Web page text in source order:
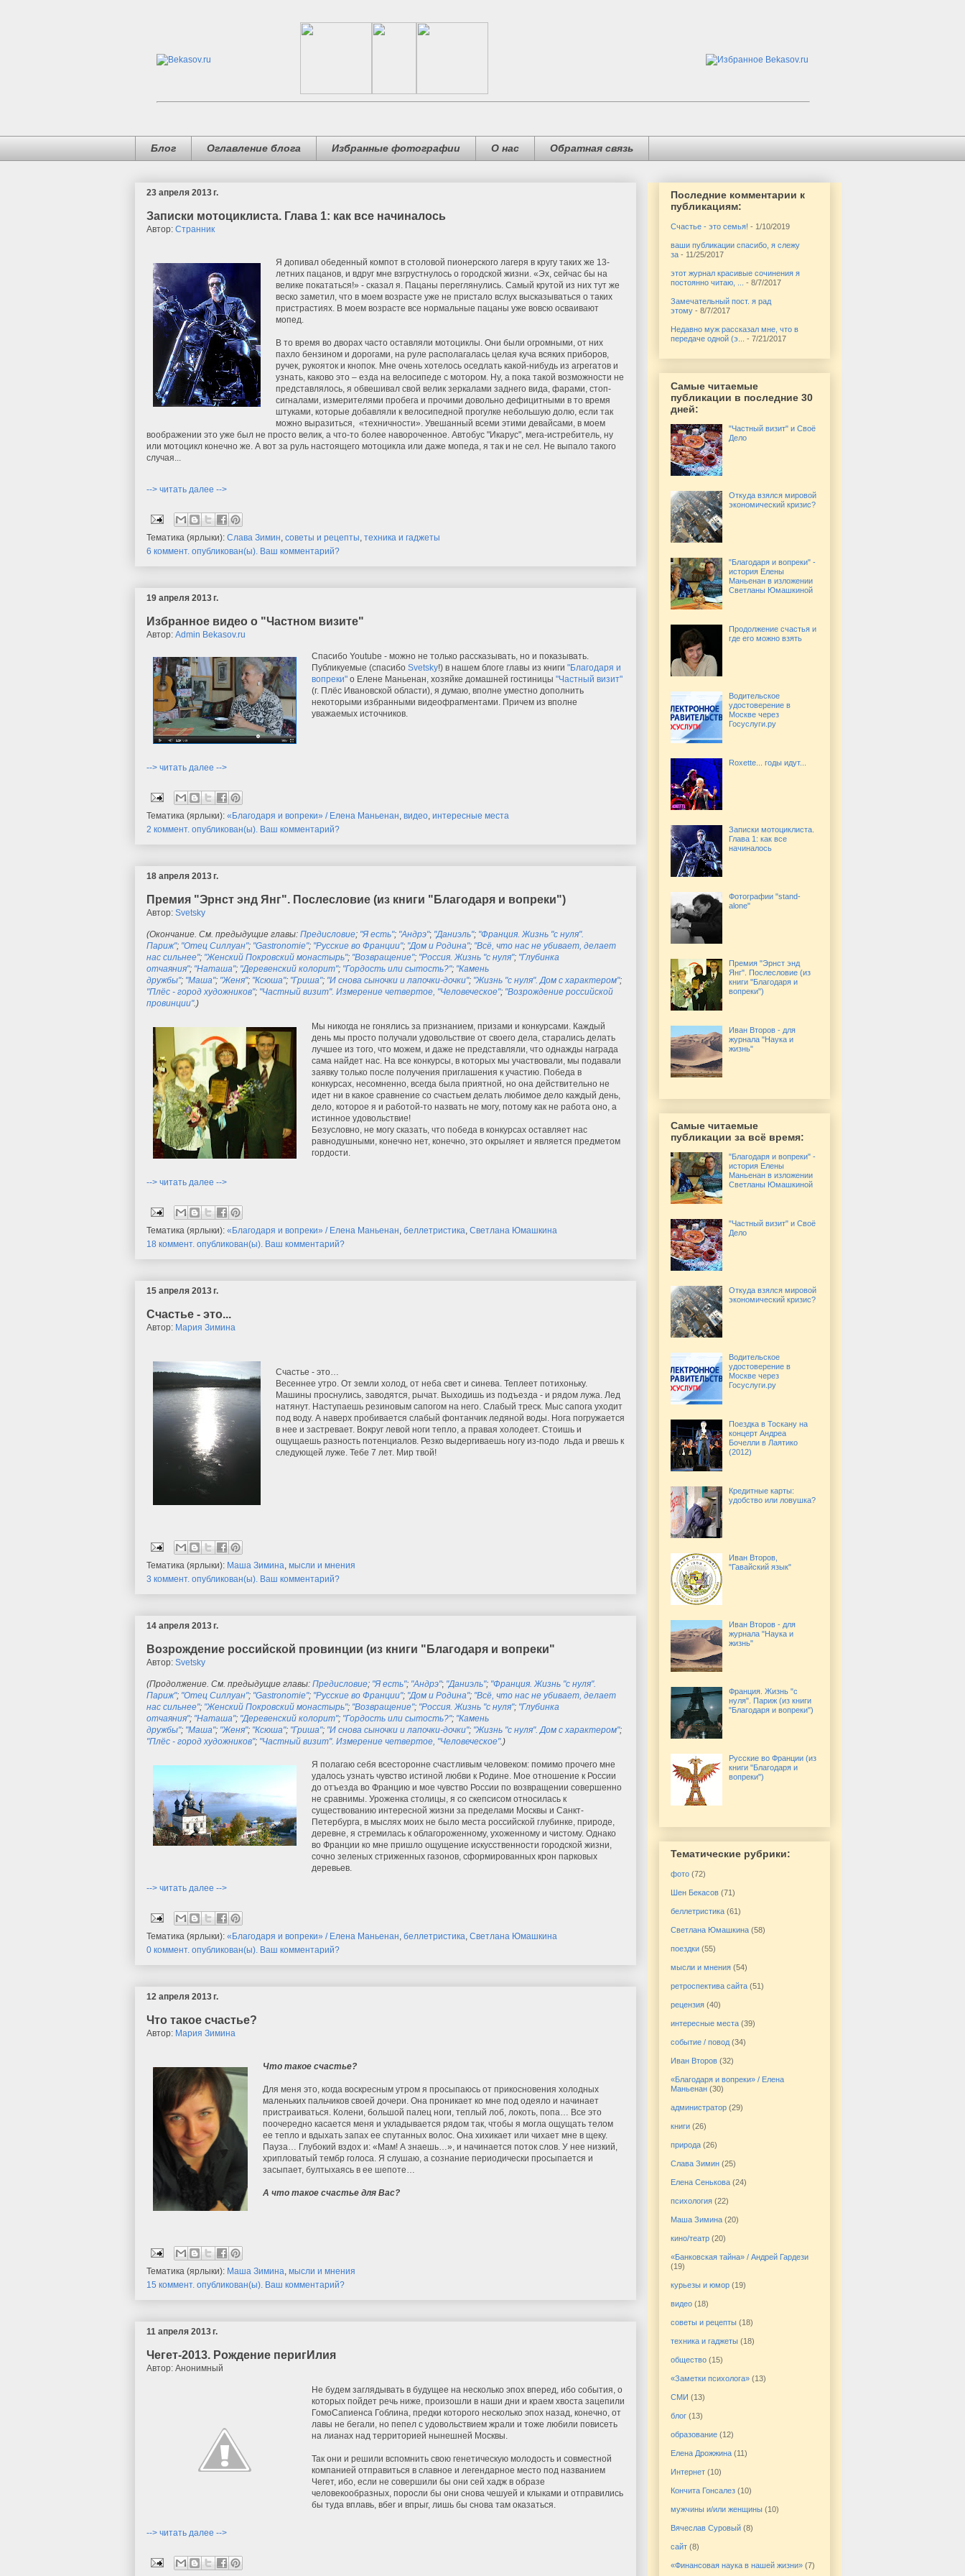
Блог Оглавление блога Избранные фотографии О нас Обратная связь
23 апреля 2013 г.
Записки мотоциклиста. Глава 1: как все начиналось
Автор: Странник
Я допивал обеденный компот в столовой пионерского лагеря в кругу таких же 13-
летних пацанов, и вдруг мне взгрустнулось о городской жизни. «Эх, сейчас бы на
велике покататься!» - сказал я. Пацаны переглянулись. Самый крутой из них тут же
веско заметил, что в моем возрасте уже не пристало вслух высказываться о таких
пристрастиях. В моем возрасте все нормальные пацаны уже вовсю осваивают
мопед.
В то время во дворах часто оставляли мотоциклы. Они были огромными, от них
пахло бензином и дорогами, на руле располагалась целая куча всяких приборов,
ручек, рукояток и кнопок. Мне очень хотелось оседлать какой-нибудь из агрегатов и
узнать, каково это – езда на велосипеде с мотором. Ну, а пока такой возможности не
представлялось, я обвешивал свой велик зеркалами заднего вида, фарами, стоп-
сигналами, измерителями пробега и прочими довольно дефицитными в то время
штуками, которые добавляли к велосипедной прогулке небольшую долю, если так
можно выразиться, «техничности». Увешанный всеми этими девайсами, в моем
воображении это уже был не просто велик, а что-то более навороченное. Автобус "Икарус", мега-истребитель, ну
или мотоцикл конечно же. А вот за руль настоящего мотоцикла или даже мопеда, я так и не сел. Не выпало такого
случая...
--> читать далее -->
Тематика (ярлыки): Слава Зимин советы и рецепты техника и гаджеты
6 коммент. опубликован(ы). Ваш комментарий?
19 апреля 2013 г.
Избранное видео о "Частном визите"
Автор: Admin Bekasov.ru
Спасибо Youtube - можно не только рассказывать, но и показывать.
Публикуемые (спасибо Svetsky!) в нашем блоге главы из книги "Благодаря и
вопреки" о Елене Маньенан, хозяйке домашней гостиницы "Частный визит"
(г. Плёс Ивановской области), я думаю, вполне уместно дополнить
некоторыми избранными видеофрагментами. Причем из вполне
уважаемых источников.
--> читать далее -->
Тематика (ярлыки): «Благодаря и вопреки» / Елена Маньенан видео интересные места
2 коммент. опубликован(ы). Ваш комментарий?
18 апреля 2013 г.
Премия "Эрнст энд Янг". Послесловие (из книги "Благодаря и вопреки")
Автор: Svetsky
(Окончание. См. предыдущие главы: Предисловие; "Я есть"; "Андрэ"; "Даниэль"; "Франция. Жизнь "с нуля".
Париж"; "Отец Силлуан"; "Gastronomie"; "Русские во Франции"; "Дом и Родина"; "Всё, что нас не убивает, делает
нас сильнее"; "Женский Покровский монастырь"; "Возвращение"; "Россия. Жизнь "с нуля"; "Глубинка
отчаяния"; "Наташа"; "Деревенский колорит"; "Гордость или сытость?"; "Камень
дружбы"; "Маша"; "Женя"; "Ксюша"; "Гриша"; "И снова сыночки и лапочки-дочки"; "Жизнь "с нуля". Дом с характером";
"Плёс - город художников"; "Частный визит". Измерение четвертое, "Человеческое"; "Возрождение российской
провинции". )
Мы никогда не гонялись за признанием, призами и конкурсами. Каждый
день мы просто получали удовольствие от своего дела, старались делать
лучшее из того, что можем, и даже не представляли, что однажды награда
сама найдет нас. На все конкурсы, в которых мы участвовали, мы подавали
заявку только после получения приглашения к участию. Победа в
конкурсах, несомненно, всегда была приятной, но она действительно не
идет ни в какое сравнение со счастьем делать любимое дело каждый день,
дело, которое я и работой-то назвать не могу, потому как не работа оно, а
истинное удовольствие!
Безусловно, не могу сказать, что победа в конкурсах оставляет нас
равнодушными, конечно нет, конечно, это окрыляет и является предметом
гордости.
--> читать далее -->
Тематика (ярлыки): «Благодаря и вопреки» / Елена Маньенан беллетристика Светлана Юмашкина
18 коммент. опубликован(ы). Ваш комментарий?
15 апреля 2013 г.
Счастье - это...
Автор: Мария Зимина
Счастье - это…
Весеннее утро. От земли холод, от неба свет и синева. Теплеет потихоньку.
Машины проснулись, заводятся, рычат. Выходишь из подъезда - и рядом лужа. Лед
натянут. Наступаешь резиновым сапогом на него. Слабый треск. Мыс сапога уходит
под воду. А наверх пробивается слабый фонтанчик ледяной воды. Нога погружается
в нее и застревает. Вокруг левой ноги тепло, а правая холодеет. Стоишь и
ощущаешь разность потенциалов. Резко выдергиваешь ногу из-подо льда и рвешь к
следующей луже. Тебе 7 лет. Мир твой!
Тематика (ярлыки): Маша Зимина мысли и мнения
3 коммент. опубликован(ы). Ваш комментарий?
14 апреля 2013 г.
Возрождение российской провинции (из книги "Благодаря и вопреки"
Автор: Svetsky
(Продолжение. См. предыдущие главы: Предисловие; "Я есть"; "Андрэ"; "Даниэль"; "Франция. Жизнь "с нуля".
Париж"; "Отец Силлуан"; "Gastronomie"; "Русские во Франции"; "Дом и Родина"; "Всё, что нас не убивает, делает
нас сильнее"; "Женский Покровский монастырь"; "Возвращение"; "Россия. Жизнь "с нуля"; "Глубинка
отчаяния"; "Наташа"; "Деревенский колорит"; "Гордость или сытость?"; "Камень
дружбы"; "Маша"; "Женя"; "Ксюша"; "Гриша"; "И снова сыночки и лапочки-дочки"; "Жизнь "с нуля". Дом с характером";
"Плёс - город художников"; "Частный визит". Измерение четвертое, "Человеческое". )
Я полагаю себя всесторонне счастливым человеком: помимо прочего мне
удалось узнать чувство истиной любви к Родине. Мое отношение к России
до отъезда во Францию и мое чувство России по возвращении совершенно
не сравнимы. Уроженка столицы, я со скепсисом относилась к
существованию интересной жизни за пределами Москвы и Санкт-
Петербурга, в мыслях моих не было места российской глубинке, природе,
деревне, я стремилась к облагороженному, ухоженному и чистому. Однако
во Франции ко мне пришло ощущение искусственности городской жизни,
сочно зеленых стриженных газонов, сформированных крон парковых
деревьев.
--> читать далее -->
Тематика (ярлыки): «Благодаря и вопреки» / Елена Маньенан беллетристика Светлана Юмашкина
0 коммент. опубликован(ы). Ваш комментарий?
12 апреля 2013 г.
Что такое счастье?
Автор: Мария Зимина
Что такое счастье?
Для меня это, когда воскресным утром я просыпаюсь от прикосновения холодных
маленьких пальчиков своей дочери. Она проникает ко мне под одеяло и начинает
пристраиваться. Колени, большой палец ноги, теплый лоб, локоть, попа… Все это
поочередно касается меня и укладывается рядом так, чтобы я могла ощущать телом
ее тепло и вдыхать запах ее спутанных волос. Она хихикает или чихает мне в щеку.
Пауза… Глубокий вздох и: «Мам! А знаешь…», и начинается поток слов. У нее низкий,
хрипловатый тембр голоса. Я слушаю, а сознание периодически просыпается и
засыпает, бултыхаясь в ее шепоте…
А что такое счастье для Вас?
Тематика (ярлыки): Маша Зимина мысли и мнения
15 коммент. опубликован(ы). Ваш комментарий?
11 апреля 2013 г.
Чегет-2013. Рождение перигИлия
Автор: Анонимный
Не будем заглядывать в будущее на несколько эпох вперед, ибо события, о
которых пойдет речь ниже, произошли в наши дни и краем хвоста зацепили
ГомоСапиенса Гоблина, предки которого несколько эпох назад, конечно, от
лавы не бегали, но пепел с удовольствием жрали и тоже любили повисеть
на лианах над территорией нынешней Москвы.
Так они и решили вспомнить свою генетическую молодость и совместной
компанией отправиться в славное и легендарное место под названием
Чегет, ибо, если не совершили бы они сей хадж в образе
человекообразных, поросли бы они снова чешуей и клыками и отправились
бы туда вплавь, вбег и впрыг, лишь бы снова там оказаться.
--> читать далее -->
Последние комментарии к
публикациям:
Счастье - это семья! - 1/10/2019
ваши публикации спасибо, я слежу
за - 11/25/2017
этот журнал красивые сочинения я
постоянно читаю, ...
- 8/7/2017
Замечательный пост. я рад
этому - 8/7/2017
Недавно муж рассказал мне, что в
передаче одной (э...
- 7/21/2017
Самые читаемые
публикации в последние 30
дней:
"Частный визит" и Своё
Дело
Откуда взялся мировой
экономический кризис?
"Благодаря и вопреки" -
история Елены
Маньенан в изложении
Светланы Юмашкиной
Продолжение счастья и
где его можно взять
Водительское
удостоверение в
Москве через
Госуслуги.ру
Roxette... годы идут...
Записки мотоциклиста.
Глава 1: как все
начиналось
Фотографии "stand-
alone"
Премия "Эрнст энд
Янг". Послесловие (из
книги "Благодаря и
вопреки")
Иван Второв - для
журнала "Наука и
жизнь"
Самые читаемые
публикации за всё время:
"Благодаря и вопреки" -
история Елены
Маньенан в изложении
Светланы Юмашкиной
"Частный визит" и Своё
Дело
Откуда взялся мировой
экономический кризис?
Водительское
удостоверение в
Москве через
Госуслуги.ру
Поездка в Тоскану на
концерт Андреа
Бочелли в Лаятико
(2012)
Кредитные карты:
удобство или ловушка?
Иван Второв,
"Гавайский язык"
Иван Второв - для
журнала "Наука и
жизнь"
Франция. Жизнь "с
нуля". Париж (из книги
"Благодаря и вопреки")
Русские во Франции (из
книги "Благодаря и
вопреки")
Тематические рубрики:
фото (72)
Шен Бекасов (71)
беллетристика (61)
Светлана Юмашкина (58)
поездки (55)
мысли и мнения (54)
ретроспектива сайта (51)
рецензия (40)
интересные места (39)
событие / повод (34)
Иван Второв (32)
«Благодаря и вопреки» / Елена
Маньенан (30)
администратор (29)
книги (26)
природа (26)
Слава Зимин (25)
Елена Сенькова (24)
психология (22)
Маша Зимина (20)
кино/театр (20)
«Банковская тайна» / Андрей Гардези
(19)
курьезы и юмор (19)
видео (18)
советы и рецепты (18)
техника и гаджеты (18)
общество (15)
«Заметки психолога» (13)
СМИ (13)
блог (13)
образование (12)
Елена Дрожжина (11)
Интернет (10)
Кончита Гонсалез (10)
мужчины и/или женщины (10)
Вячеслав Суровый (8)
сайт (8)
«Финансовая наука в нашей жизни» (7)